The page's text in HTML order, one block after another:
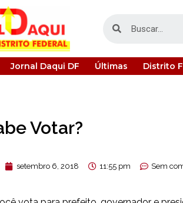
Jornal Daqui DF Últimas Distrito
Votar?
setembro 6, 2018 11:55 pm Sem